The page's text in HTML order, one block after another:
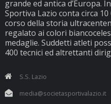
grande ed antica d’Europa.
Sportiva Lazio conta circa
corso della storia
regalato ai colori
medaglie. Suddetti atleti
400 tecnici ed altrettanti
S.S. Lazio
media@societasportivalazio.it